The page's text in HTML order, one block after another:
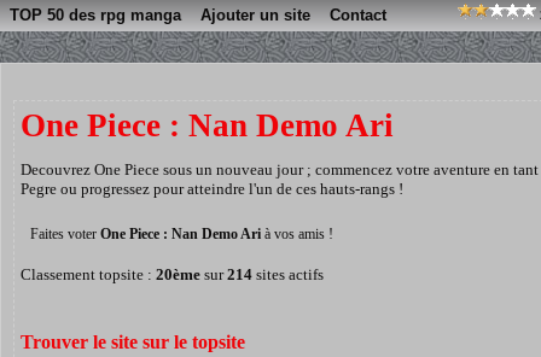
TOP 50 des rpg manga Ajouter un site Contact
One Piece : Nan Demo Ari
Decouvrez One Piece sous un nouveau jour ; commencez votre aventure en
Pegre ou progressez pour atteindre l'un de ces hauts-rangs !
Faites voter One Piece : Nan Demo Ari à vos amis !
Classement topsite : 20ème sur214 sites actifs
Trouver le site sur le topsite